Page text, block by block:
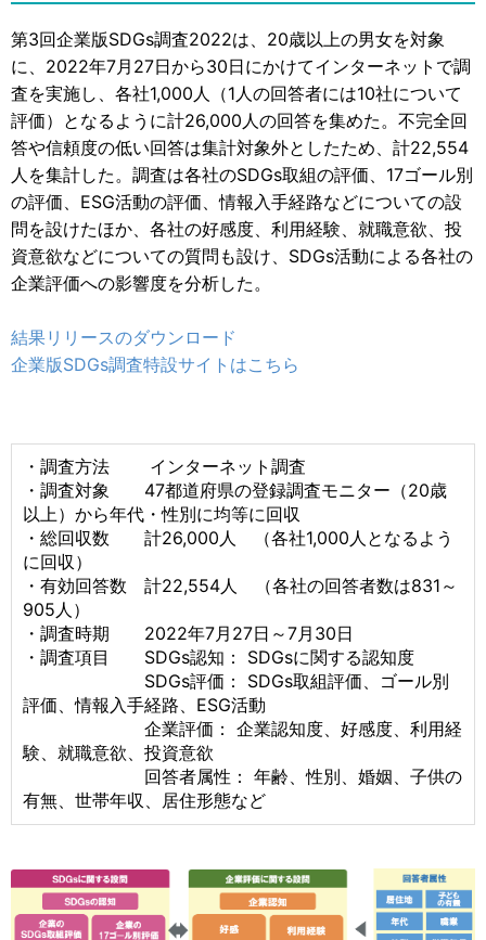
第3回企業版SDGs調査2022は、20歳以上の男女を対象
に、2022年7月27日から30日にかけてインターネットで調
査を実施し、各社1,000人（1人の回答者には10社について
評価）となるように計26,000人の回答を集めた。不完全回
答や信頼度の低い回答は集計対象外としたため、計22,554
人を集計した。調査は各社のSDGs取組の評価、17ゴール別
の評価、ESG活動の評価、情報入手経路などについての設
問を設けたほか、各社の好感度、利用経験、就職意欲、投
資意欲などについての質問も設け、SDGs活動による各社の
企業評価への影響度を分析した。
結果リリースのダウンロード
企業版SDGs調査特設サイトはこちら
・調査方法 インターネット調査
・調査対象 47都道府県の登録調査モニター（20歳
以上）から年代・性別に均等に回収
・総回収数 計26,000人 （各社1,000人となるよう
に回収）
・有効回答数 計22,554人 （各社の回答者数は831～
905人）
・調査時期 2022年7月27日～7月30日
・調査項目 SDGs認知： SDGsに関する認知度
SDGs評価： SDGs取組評価、ゴール別
評価、情報入手経路、ESG活動
企業評価： 企業認知度、好感度、利用経
験、就職意欲、投資意欲
回答者属性： 年齢、性別、婚姻、子供の
有無、世帯年収、居住形態など